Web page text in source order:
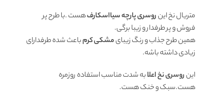
متریال نخ اینروسریپارچه سیااسکارفهست .با طرح پر
فروش و پر طرفدار و زیبا برگی.
همین طرح جذاب و رنگ زیبایمشکی کرمباعث شده طرفدارای
زیادی داشته باشه.
اینروسری نخ اعلابه شدت مناسب استفاده روزمره
هست.سبک و خنک هست.